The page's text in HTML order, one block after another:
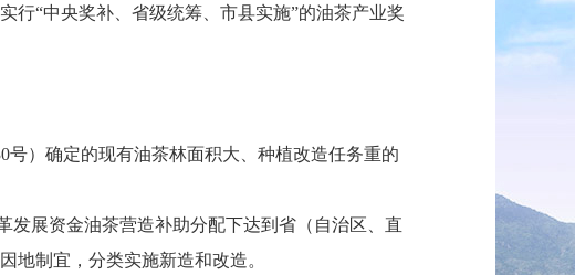
行“中央奖补、省级统筹、市县实施”的油茶产业奖
号）确定的现有油茶林面积大、种植改造任务重的
发展资金油茶营造补助分配下达到省（自治区、直
地制宜，分类实施新造和改造。